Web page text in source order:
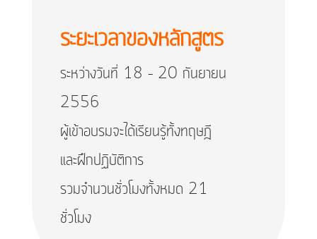
ระยะเวลาของหลักสูตร
ระหว่างวันที่ 18 – 20 กันยายน
2556
ผู้เข้าอบรมจะได้เรียนรู้ทั้งทฤษฎี
และฝึกปฏิบัติการ
รวมจำนวนชั่วโมงทั้งหมด 21
ชั่วโมง